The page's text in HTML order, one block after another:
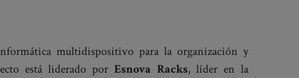
multidispositivo para la organización y
está liderado por Esnova Racks, líder en la